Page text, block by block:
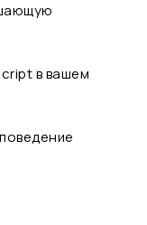
в вашем